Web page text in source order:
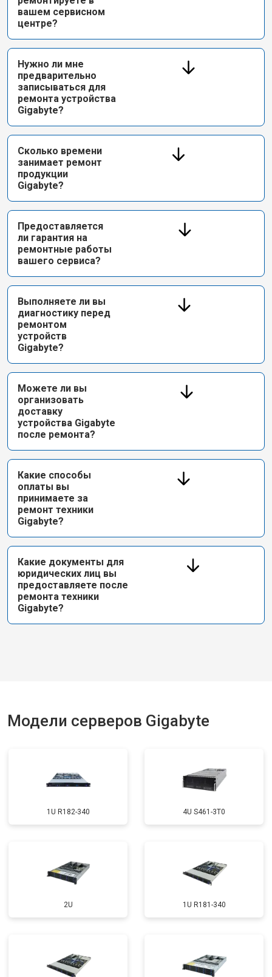
вашем сервисном
центре?
Нужно ли мне
предварительно
записываться для
ремонта устройства
Gigabyte?
Сколько времени
занимает ремонт
продукции
Gigabyte?
Предоставляется
ли гарантия на
ремонтные работы
вашего сервиса?
Выполняете ли вы
диагностику перед
ремонтом
устройств
Gigabyte?
Можете ли вы
организовать
доставку
устройства Gigabyte
после ремонта?
Какие способы
оплаты вы
принимаете за
ремонт техники
Gigabyte?
Какие документы для
юридических лиц вы
предоставляете после
ремонта техники
Gigabyte?
Модели серверов Gigabyte
1U R182-340 4U S461-3T0
2U 1U R181-340